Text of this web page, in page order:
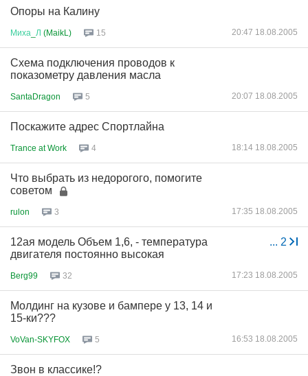
Опоры на Калину
Миха Л (MaikL) 15 20:47 18.08.2005
Схема подключения проводов к
показометру давления масла
SantaDragon 5 20:07 18.08.2005
Поскажите адрес Спортлайна
Trance at Work 4 18:14 18.08.2005
Что выбрать из недорогого, помогите
советом
rulon 3 17:35 18.08.2005
... 2
12ая модель Объем 1,6, - температура
двигателя постоянно высокая
Berg99 32 17:23 18.08.2005
Молдинг на кузове и бампере у 13, 14 и
15-ки???
VoVan-SKYFOX 5 16:53 18.08.2005
Звон в классике!?